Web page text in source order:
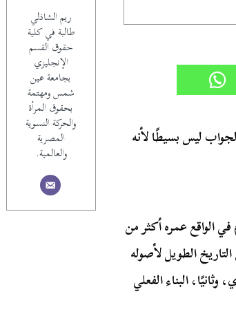
ريم الشاذلي
طالبة في كلية
حقوق القسم
الإنجليزي
بجامعة عين
شمس ومهتمة
بحقوق المرأة
والحركة النسوية
المصرية
والعالمية.
ليس بسيطًا لأنه
في الواقع عمره أكثر من
الطويل لأصوله
البناء الفعلي